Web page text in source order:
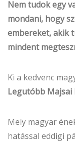
Nem tudok egy
mondani, hogy
embereket, akik
mindent
Ki a kedvenc
Legutóbb Majsai
Mely magyar
hatással eddigi